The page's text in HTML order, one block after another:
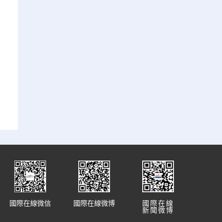
國際在線
新聞微博
國際在線微博
國際在線微信